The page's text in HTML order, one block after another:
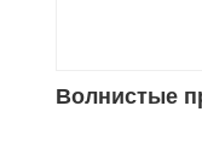
Волнистые